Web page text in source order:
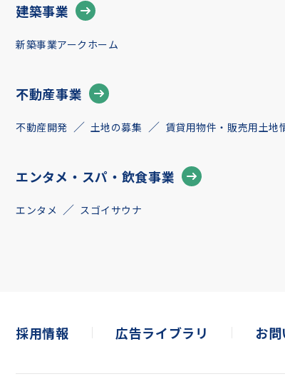
建築事業
新築事業アークホーム
不動産事業
不動産開発 土地の募集 賃貸用物件・販売用土地
エンタメ・スパ・飲食事業
エンタメ スゴイサウナ
採用情報 広告ライブラリ お